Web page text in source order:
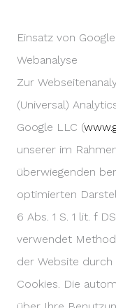
Einsatz von
Webanalyse
Zur
(Universal)
Google LLC (
unserer im
überwiegenden
optimierten
6 Abs. 1 S. 1 lit. f
verwendet
der Website durch
Cookies. Die